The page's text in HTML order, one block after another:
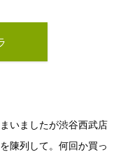
いましたが渋谷西武店
陳列して。何回か買っ